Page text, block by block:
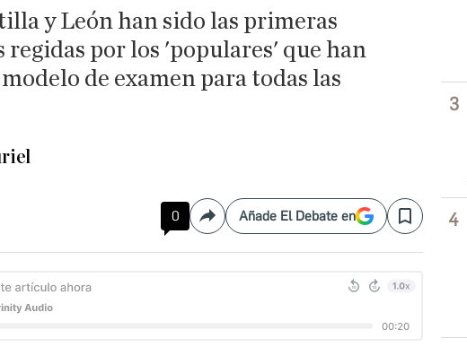
y León han sido las primeras
regidas por los 'populares' que han
de examen para todas las
0 CompartirAñade El Debate en Save